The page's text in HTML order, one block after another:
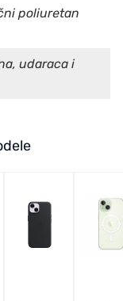
poliuretan
udaraca i